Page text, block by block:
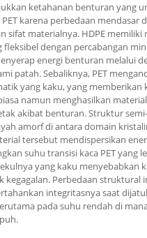
ketahanan benturan yang
karena perbedaan mendasar
sifat materialnya. HDPE memiliki
fleksibel dengan percabangan
energi benturan melalui
patah. Sebaliknya, PET
yang kaku, yang memberikan
namun menghasilkan
akibat benturan. Struktur
amorf di antara domain
tersebut mendispersikan
suhu transisi kaca PET yang
yang kaku menyebabkan
kegagalan. Perbedaan struktural
integritasnya saat
pada suhu rendah di